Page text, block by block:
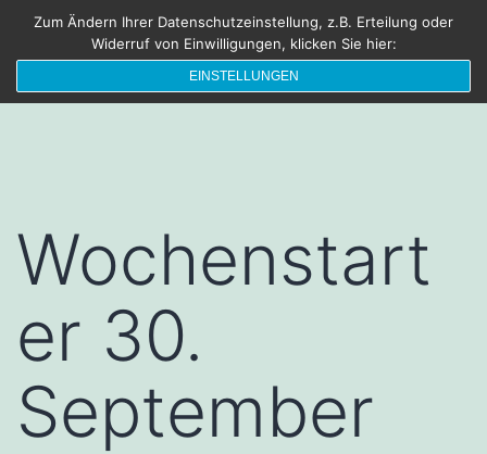
Zum
Inhalt
springen
FRISCHEBRIESE
Die Sonne lacht – Blende Acht
Menü
Wochenstart
er 30.
September
Zum Ändern Ihrer Datenschutzeinstellung, z.B. Erteilung oder
Widerruf von Einwilligungen, klicken Sie hier:
EINSTELLUNGEN